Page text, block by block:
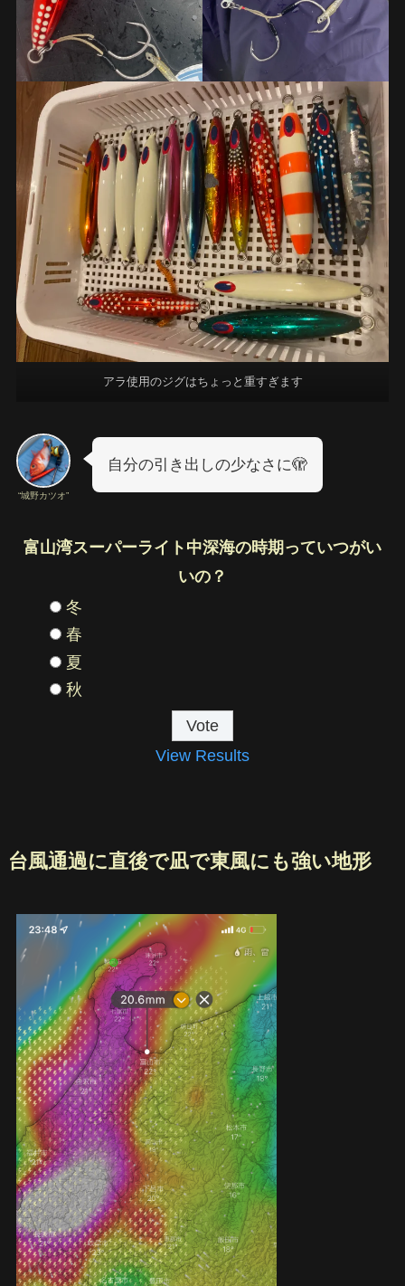
アラ使用のジグはちょっと重すぎます
“城野カツオ”
自分の引き出しの少なさに🫣
富山湾スーパーライト中深海の時期っていつがい
いの？
冬
春
夏
秋
View Results
台風通過に直後で凪で東風にも強い地形